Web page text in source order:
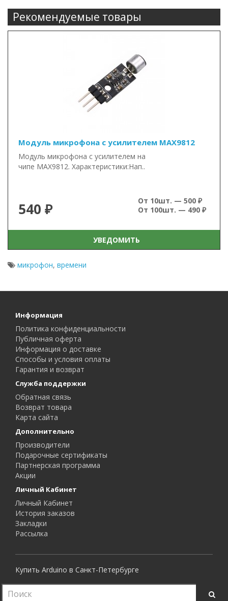
Рекомендуемые товары
Модуль микрофона с усилителем MAX9812
Модуль микрофона с усилителем на
чипе MAX9812. Характеристики:Нап..
540 ₽
От 10шт. — 500 ₽
От 100шт. — 490 ₽
УВЕДОМИТЬ
микрофон, времени
Информация
Политика конфиденциальности
Публичная оферта
Информация о доставке
Способы и условия оплаты
Гарантия и возврат
Служба поддержки
Обратная связь
Возврат товара
Карта сайта
Дополнительно
Производители
Подарочные сертификаты
Партнерская программа
Акции
Личный Кабинет
Личный Кабинет
История заказов
Закладки
Рассылка
Купить Arduino в Санкт-Петербурге
Все права защищены.
RoboShop © 2015 - 2026